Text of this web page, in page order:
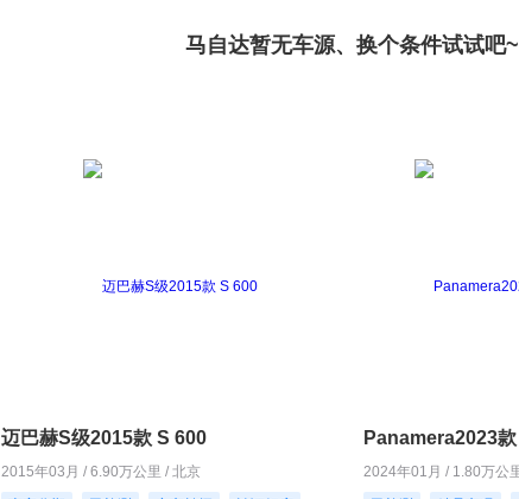
马自达暂无车源、换个条件试试吧~
迈巴赫S级2015款 S 600
2015年03月 / 6.90万公里 / 北京
Panamera2023
2024年01月 / 1.80万公